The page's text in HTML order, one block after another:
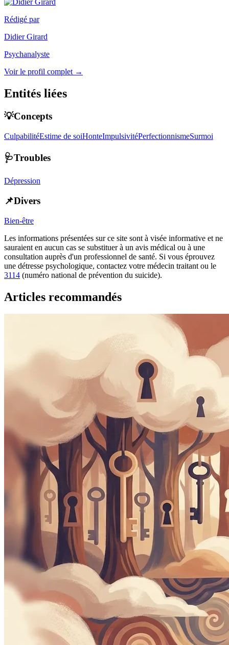
Rédigé par
Didier Girard
Psychanalyste
Voir le profil complet →
Entités liées
💡Concepts
CulpabilitéEstime de soiHonteImpulsivitéPerfectionnismeSurmoi
🩺Troubles
Dépression
📌Divers
Bien-être
Les informations présentées sur ce site sont à visée informative et ne
sauraient en aucun cas se substituer à un avis médical ou à une
consultation auprès d'un professionnel de santé. Si vous éprouvez
une détresse psychologique, contactez votre médecin traitant ou le
3114 (numéro national de prévention du suicide).
Articles recommandés